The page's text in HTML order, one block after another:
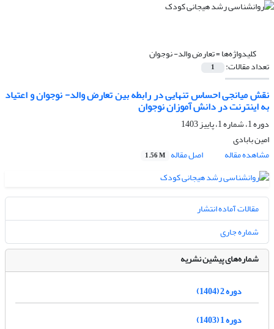
کلیدواژه‌ها =تعارض والد- نوجوان
تعداد مقالات: 1
نقش میانجی احساس تنهایی در رابطه بین تعارض والد- نوجوان و اعتیاد
به اینترنت در دانش آموزان نوجوان
دوره 1، شماره 1، پاییز 1403
امین بابادی
مشاهده مقاله
اصل مقاله 1.56 M
مقالات آماده انتشار
شماره جاری
شماره‌های پیشین نشریه
دوره 2 (1404)
دوره 1 (1403)